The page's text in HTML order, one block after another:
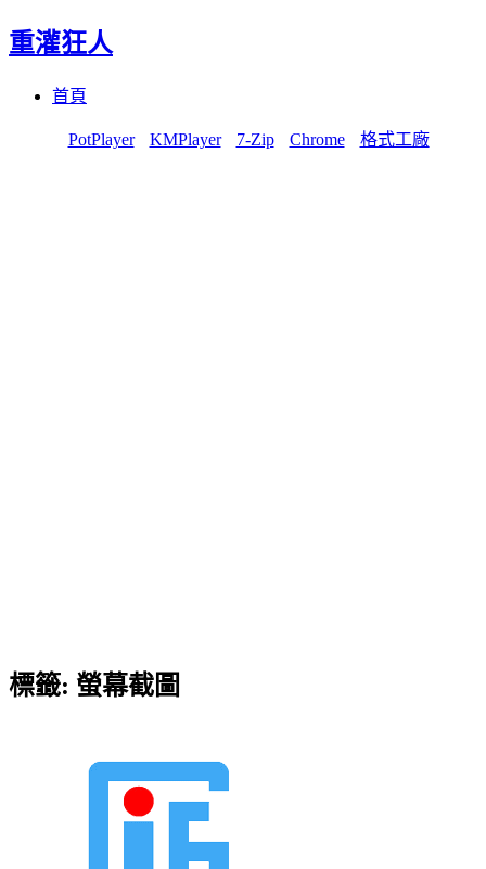
重灌狂人
首頁
PotPlayer KMPlayer 7-Zip Chrome 格式工廠
標籤: 螢幕截圖